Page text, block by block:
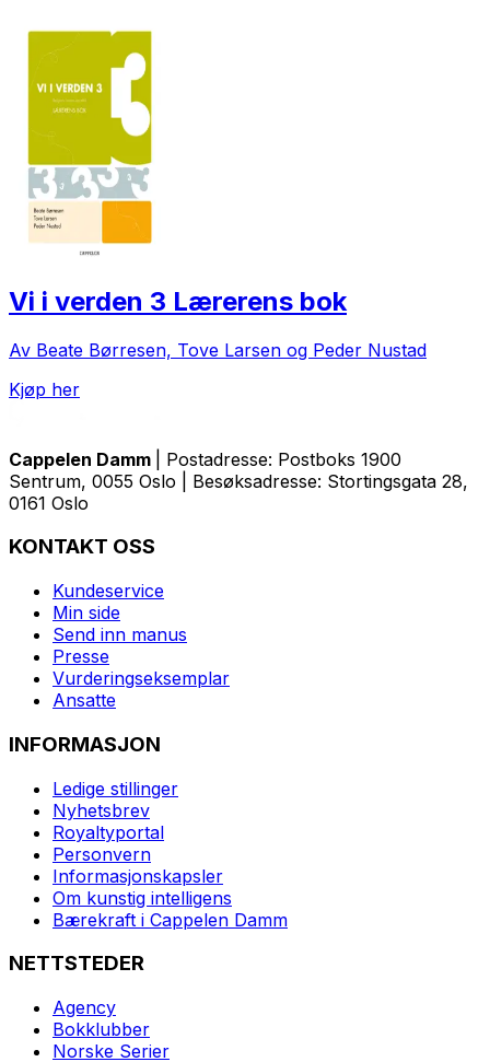
Vi i verden 3 Lærerens bok
Av Beate Børresen, Tove Larsen og Peder Nustad
Kjøp her
Cappelen Damm
| Postadresse: Postboks 1900
Sentrum, 0055 Oslo | Besøksadresse: Stortingsgata 28,
0161 Oslo
KONTAKT OSS
Kundeservice
Min side
Send inn manus
Presse
Vurderingseksemplar
Ansatte
INFORMASJON
Ledige stillinger
Nyhetsbrev
Royaltyportal
Personvern
Informasjonskapsler
Om kunstig intelligens
Bærekraft i Cappelen Damm
NETTSTEDER
Agency
Bokklubber
Norske Serier